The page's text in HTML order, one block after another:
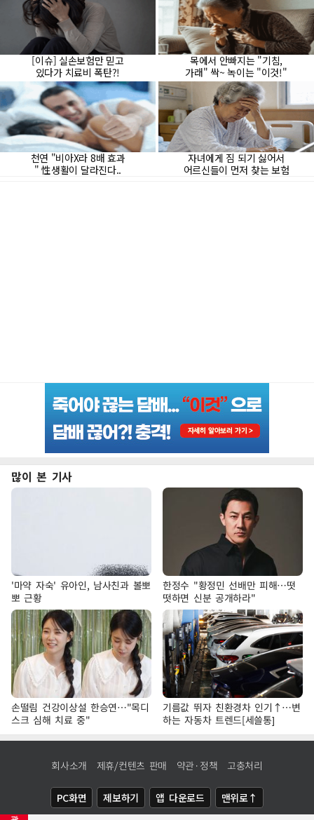
많이 본 기사
'마약 자숙' 유아인, 남사친과 볼뽀
뽀 근황
한정수 "황정민 선배만 피해…떳
떳하면 신분 공개하라"
손떨림 건강이상설 한승연…"목디
스크 심해 치료 중"
기름값 뛰자 친환경차 인기↑…변
하는 자동차 트렌드[세쓸통]
회사소개 제휴/컨텐츠 판매 약관·정책 고충처리
PC화면 제보하기 앱 다운로드 맨위로↑